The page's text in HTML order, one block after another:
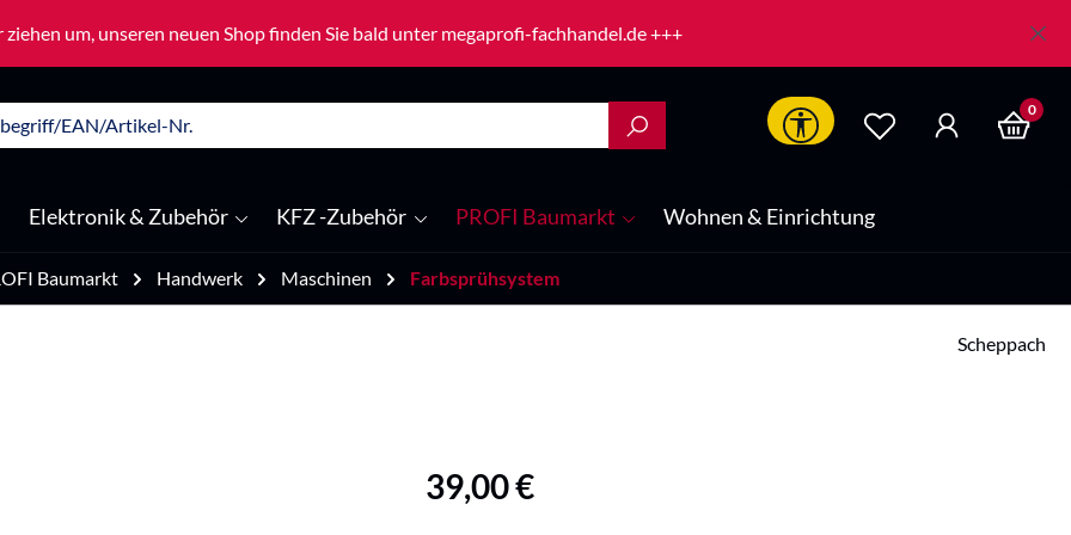
um, unseren neuen Shop finden Sie bald unter megaprofi-fachhandel.de +++
Werkzeugleiste anzeigen
0
Elektronik & Zubehör KFZ -Zubehör PROFI Baumarkt Wohnen & Einrichtung
Baumarkt Handwerk Maschinen Farbsprühsystem
Scheppach
Regulärer Preis:
39,00 €